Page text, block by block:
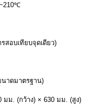
อบเทียบจุดเดียว)
าดมาตรฐาน)
มม. (กว้าง) × 630 มม. (สูง)